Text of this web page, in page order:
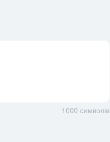
1000 символів